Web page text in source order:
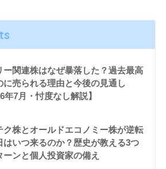
ー関連株はなぜ暴落した？過去最高
に売られる理由と今後の見通し
年7月・忖度なし解説】
ク株とオールドエコノミー株が逆転
はいつ来るのか？歴史が教える3つ
ーンと個人投資家の備え